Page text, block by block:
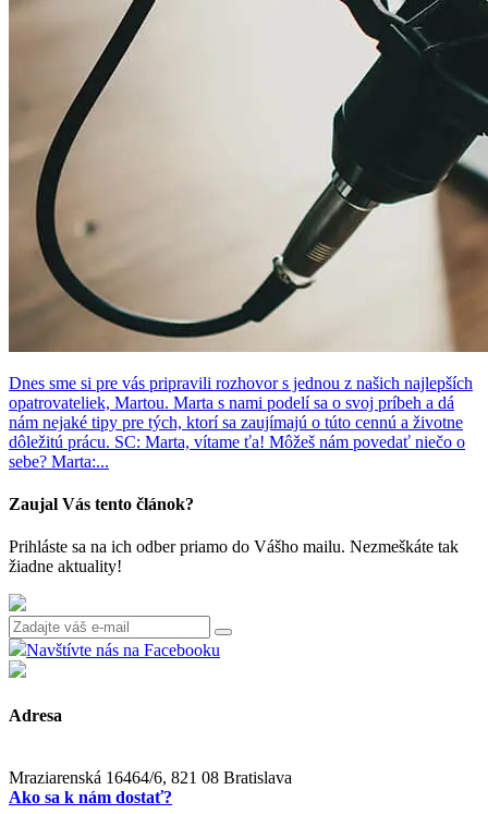
Dnes sme si pre vás pripravili rozhovor s jednou z našich najlepších
opatrovateliek, Martou. Marta s nami podelí sa o svoj príbeh a dá
nám nejaké tipy pre tých, ktorí sa zaujímajú o túto cennú a životne
dôležitú prácu. SC: Marta, vítame ťa! Môžeš nám povedať niečo o
sebe? Marta:...
Zaujal Vás tento článok?
Prihláste sa na ich odber priamo do Vášho mailu. Nezmeškáte tak
žiadne aktuality!
Navštívte nás na Facebooku
Adresa
Mraziarenská 16464/6, 821 08 Bratislava
Ako sa k nám dostať?